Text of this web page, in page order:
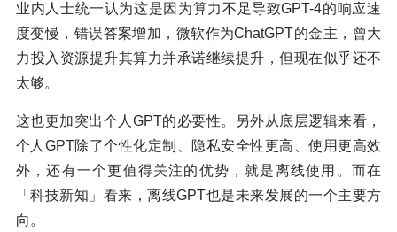
业内人士统一认为这是因为算力不足导致GPT-4的响应速
度变慢，错误答案增加，微软作为ChatGPT的金主，曾大
力投入资源提升其算力并承诺继续提升，但现在似乎还不
太够。
这也更加突出个人GPT的必要性。另外从底层逻辑来看，
个人GPT除了个性化定制、隐私安全性更高、使用更高效
外，还有一个更值得关注的优势，就是离线使用。而在
「科技新知」看来，离线GPT也是未来发展的一个主要方
向。